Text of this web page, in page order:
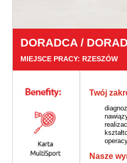
DORADCA /
MIEJSCE PRACY: RZESZÓW
Twój
Nasze